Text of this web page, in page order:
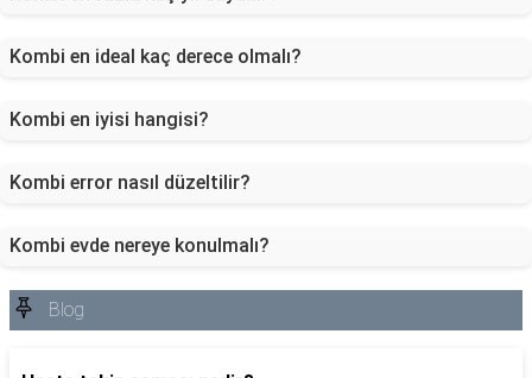
Kombi en ideal kaç derece olmalı?
Kombi en iyisi hangisi?
Kombi error nasıl düzeltilir?
Kombi evde nereye konulmalı?
Blog